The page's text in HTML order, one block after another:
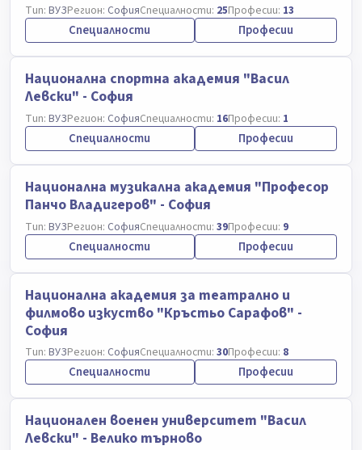
Тип: ВУЗРегион: СофияСпециалности: 25Професии: 13
Специалности Професии
Национална спортна академия "Васил
Левски" - София
Тип: ВУЗРегион: СофияСпециалности: 16Професии: 1
Специалности Професии
Национална музикална академия "Професор
Панчо Владигеров" - София
Тип: ВУЗРегион: СофияСпециалности: 39Професии: 9
Специалности Професии
Национална академия за театрално и
филмово изкуство "Кръстьо Сарафов" -
София
Тип: ВУЗРегион: СофияСпециалности: 30Професии: 8
Специалности Професии
Национален военен университет "Васил
Левски" - Велико търново